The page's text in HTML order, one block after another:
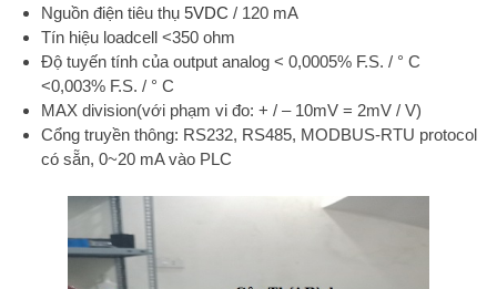
Nguồn điện tiêu thụ5VDC / 120 mA
Tín hiệu loadcell <350 ohm
Độ tuyến tính của output analog < 0,0005% F.S. / ° C
<0,003% F.S. / ° C
MAX division(với phạm vi đo: + / – 10mV = 2mV / V)
Cổng truyền thông: RS232, RS485, MODBUS-RTU protocol
có sẵn, 0~20 mA vào PLC